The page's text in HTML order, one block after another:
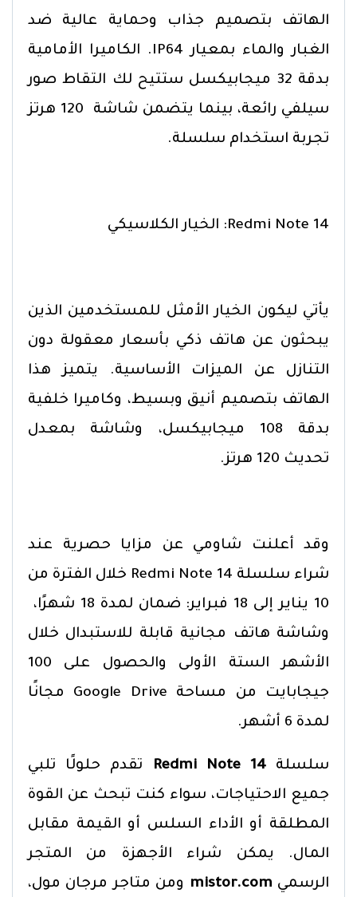
الهاتف بتصميم جذاب وحماية عالية ضد
الغبار والماء بمعيار IP64. الكاميرا الأمامية
بدقة 32 ميجابيكسل ستتيح لك التقاط صور
سيلفي رائعة، بينما يتضمن شاشة 120 هرتز
تجربة استخدام سلسلة.
Redmi Note 14: الخيار الكلاسيكي
يأتي ليكون الخيار الأمثل للمستخدمين الذين
يبحثون عن هاتف ذكي بأسعار معقولة دون
التنازل عن الميزات الأساسية. يتميز هذا
الهاتف بتصميم أنيق وبسيط، وكاميرا خلفية
بدقة 108 ميجابيكسل، وشاشة بمعدل
تحديث 120 هرتز.
وقد أعلنت شاومي عن مزايا حصرية عند
شراء سلسلة Redmi Note 14 خلال الفترة من
10 يناير إلى 18 فبراير: ضمان لمدة 18 شهرًا،
وشاشة هاتف مجانية قابلة للاستبدال خلال
الأشهر الستة الأولى والحصول على 100
جيجابايت من مساحة Google Drive مجانًا
لمدة 6 أشهر.
سلسلةRedmi Note 14
تقدم حلولًا تلبي
جميع الاحتياجات، سواء كنت تبحث عن القوة
المطلقة أو الأداء السلس أو القيمة مقابل
المال. يمكن شراء الأجهزة من المتجر
الرسمي mistor.com ومن متاجر مرجان مول،